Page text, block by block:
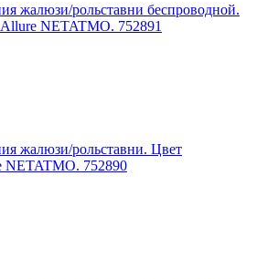
жалюзи/рольставни беспроводной.
NETATMO. 752891
жалюзи/рольставни. Цвет
NETATMO. 752890